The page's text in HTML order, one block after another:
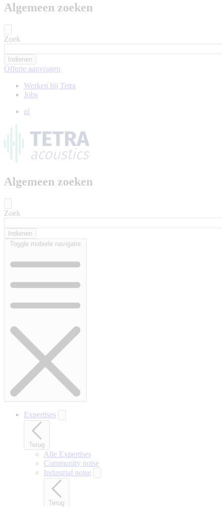
Algemeen zoeken
Zoek
Offerte aanvragen
Werken bij Tetra
Jobs
nl
Algemeen zoeken
Zoek
Toggle mobiele navigatie
Expertises
Terug
Alle Expertises
Community noise
Industrial noise
Terug